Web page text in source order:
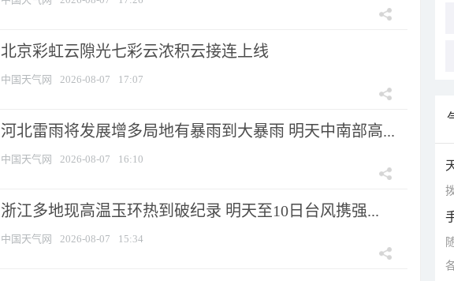
北京彩虹云隙光七彩云浓积云接连上线
中国天气网 2026-08-07 17:07
河北雷雨将发展增多局地有暴雨到大暴雨 明天中南部高...
中国天气网 2026-08-07 16:10
浙江多地现高温玉环热到破纪录 明天至10日台风携强...
中国天气网 2026-08-07 15:34